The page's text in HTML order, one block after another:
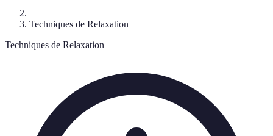
Techniques de Relaxation
Techniques de Relaxation